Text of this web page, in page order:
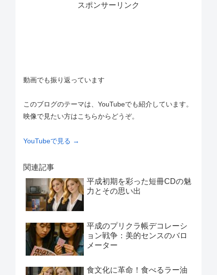
スポンサーリンク
動画でも振り返っています
このブログのテーマは、YouTubeでも紹介しています。
映像で見たい方はこちらからどうぞ。
YouTubeで見る →
関連記事
平成初期を彩った短冊CDの魅
力とその思い出
平成のプリクラ帳デコレーシ
ョン戦争：美的センスのバロ
メーター
食文化に革命！食べるラー油